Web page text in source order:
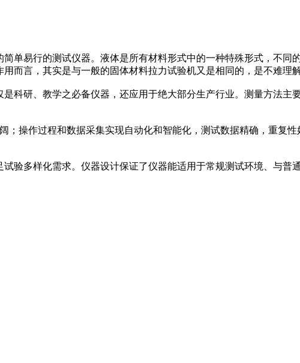
易行的测试仪器。液体是所有材料形式中的一种特殊形式，不同
而言，其实是与一般的固体材料拉力试验机又是相同的，是不难理解
研、教学之必备仪器，还应用于绝大部分生产行业。测量方法主
作过程和数据采集实现自动化和智能化，测试数据精确，重复性
多样化需求。仪器设计保证了仪器能适用于常规测试环境、与普